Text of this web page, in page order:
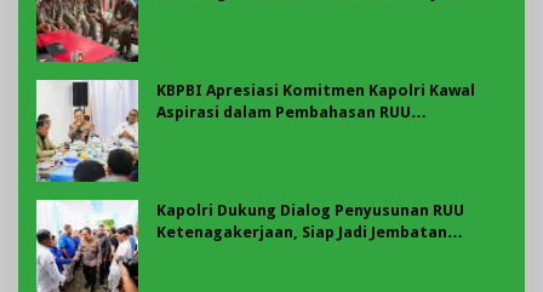
KBPBI Apresiasi Komitmen Kapolri Kawal
Aspirasi dalam Pembahasan RUU
Kapolri Dukung Dialog Penyusunan RUU
Ketenagakerjaan, Siap Jadi Jembatan